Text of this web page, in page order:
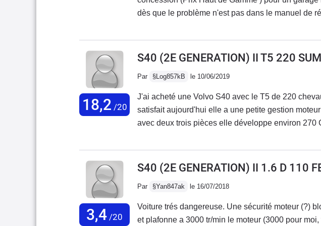
dès que le problème n'est pas dans le manuel de
mn...Usure des pneumatiques en facette...Bruit
permanent... Bon on se lasse de
prétend Haut de Gamme...Cela doit être la gamme
Bas..Moteur vaillant sans être vif ( 116 ch PSA
conduireDécidé á éventuellement la remplacer par
concession d'achat je suis parti en
de son argus..La voiture entretenue chez eux est en
18,2 /20
S40 (2E GENERATION) II T5 220
Par §Log857kB le 10/06/2019
J'ai acheté une Volvo S40 avec le T5 de 220
satisfait aujourd'hui elle a une petite gestion
avec deux trois pièces elle développe environ 270
summun (full cuir).
3,4 /20
S40 (2E GENERATION) II 1.6 D 110
Par §Yan847ak le 16/07/2018
Voiture trés dangereuse. Une sécurité moteur (?)
et plafonne a 3000 tr/min le moteur (3000 pour